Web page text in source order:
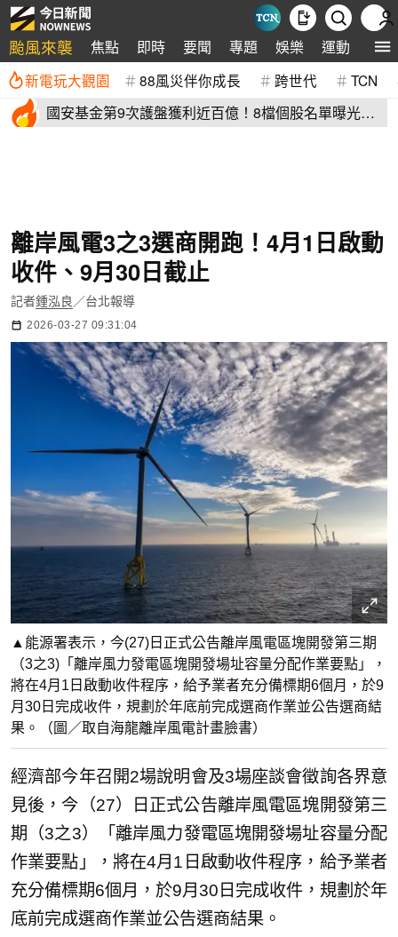
颱風來襲 焦點 即時 要聞 專題 娛樂 運動 全球
新電玩大觀園 88風災伴你成長 跨世代 TCN
國安基金第9次護盤獲利近百億！8檔個股名單曝光
離岸風電3之3選商開跑！4月1日啟動
收件、9月30日截止
記者鍾泓良 ／台北報導
2026-03-27 09:31:04
▲能源署表示，今(27)日正式公告離岸風電區塊開發第三期
（3之3)「離岸風力發電區塊開發場址容量分配作業要點」，
將在4月1日啟動收件程序，給予業者充分備標期6個月，於9
月30日完成收件，規劃於年底前完成選商作業並公告選商結
果。（圖／取自海龍離岸風電計畫臉書）
經濟部今年召開2場說明會及3場座談會徵詢各界意
見後，今（27）日正式公告離岸風電區塊開發第三
期（3之3）「離岸風力發電區塊開發場址容量分配
作業要點」，將在4月1日啟動收件程序，給予業者
充分備標期6個月，於9月30日完成收件，規劃於年
底前完成選商作業並公告選商結果。